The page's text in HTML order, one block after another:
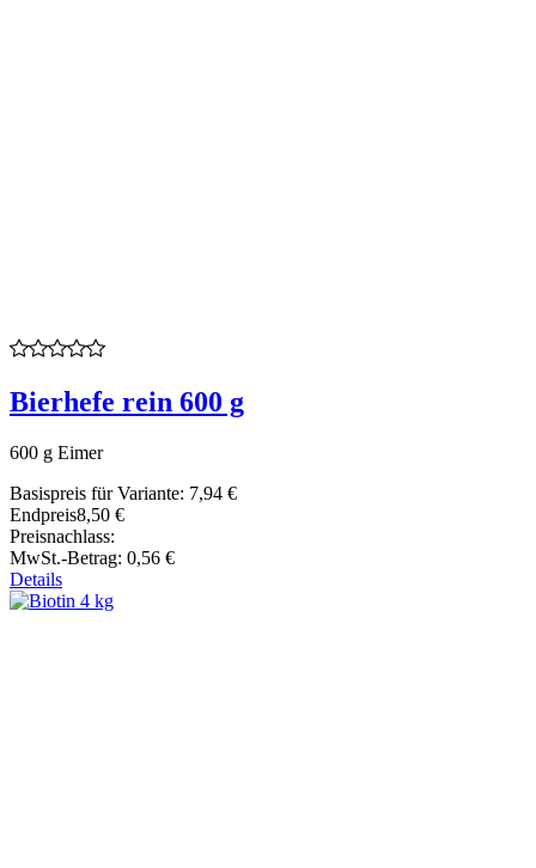
Bierhefe rein 600 g
600 g Eimer
Basispreis für Variante: 7,94 €
Endpreis8,50 €
Preisnachlass:
MwSt.-Betrag: 0,56 €
Details